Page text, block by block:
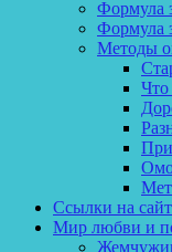
Формула
Формула
Методы
Что
Ссылки на
Мир любви и